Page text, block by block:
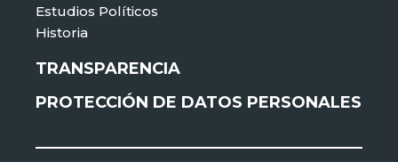
Estudios Políticos
Historia
TRANSPARENCIA
PROTECCIÓN DE DATOS PERSONALES